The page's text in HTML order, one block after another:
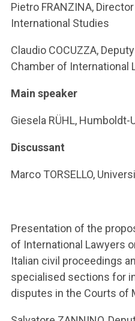
Pietro FRANZINA,
International Studies
Claudio COCUZZA,
Chamber of International
Main speaker
Giesela RÜHL,
Discussant
Marco TORSELLO,
Presentation of the
of International Lawyers
Italian civil proceedings
specialised sections for
disputes in the Courts of